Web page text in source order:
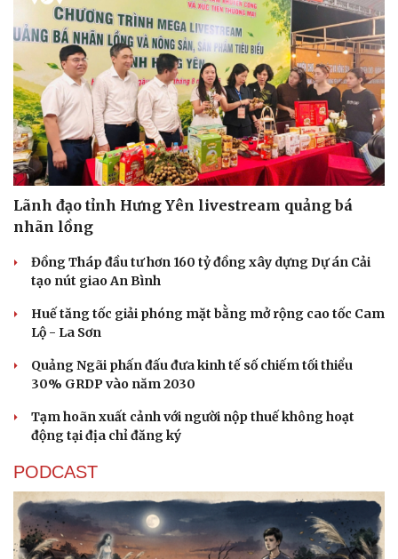
Lãnh đạo tỉnh Hưng Yên livestream quảng bá
nhãn lồng
Đồng Tháp đầu tư hơn 160 tỷ đồng xây dựng Dự án Cải
tạo nút giao An Bình
Huế tăng tốc giải phóng mặt bằng mở rộng cao tốc Cam
Lộ - La Sơn
Quảng Ngãi phấn đấu đưa kinh tế số chiếm tối thiểu
30% GRDP vào năm 2030
Tạm hoãn xuất cảnh với người nộp thuế không hoạt
động tại địa chỉ đăng ký
PODCAST